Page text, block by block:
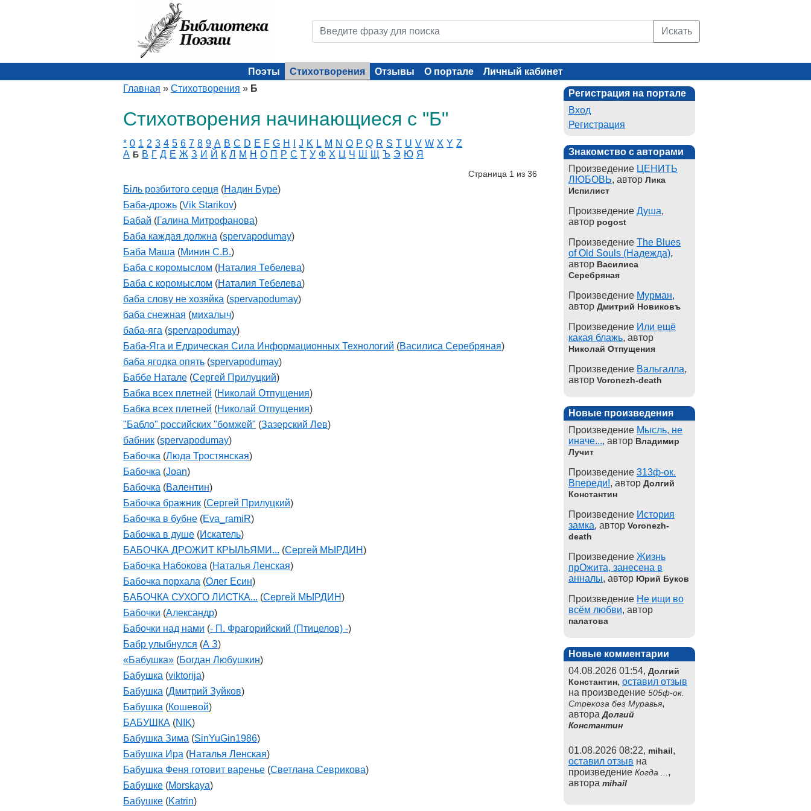
Искать
Поэты Стихотворения Отзывы О портале
Личный кабинет
Главная » Стихотворения » Б
Стихотворения начинающиеся с "Б"
* 0 1 2 3 4 5 6 7 8 9 A B C D E F G H J K L M N O P Q R S T U V W X Y Z
А Б В Г Д Е Ж З И Й К Л М Н О П Р С Т У Ф Х Ц Ч Ш Щ Ъ Э Ю Я
Страница 1 из 36
Бiль розбитого серця (Надин Буре)
Баба-дрожь (Vik Starikov)
Бабай (Галина Митрофанова)
Баба каждая должна (spervapodumay)
Баба Маша (Минин С.В.)
Баба с коромыслом (Наталия Тебелева)
Баба с коромыслом (Наталия Тебелева)
баба слову не хозяйка (spervapodumay)
баба снежная (михалыч)
баба-яга (spervapodumay)
Баба-Яга и Едрическая Сила Информационных Технологий (Василиса Серебряная)
баба ягодка опять (spervapodumay)
Баббе Натале (Сергей Прилуцкий)
Бабка всех плетней (Николай Отпущения)
Бабка всех плетней (Николай Отпущения)
"Бабло" российских "бомжей" (Зазерский Лев)
бабник (spervapodumay)
Бабочка (Люда Тростянская)
Бабочка (Joan)
Бабочка (Валентин)
Бабочка бражник (Сергей Прилуцкий)
Бабочка в бубне (Eva_ramiR)
Бабочка в душе (Искатель)
БАБОЧКА ДРОЖИТ КРЫЛЬЯМИ... (Сергей МЫРДИН)
Бабочка Набокова (Наталья Ленская)
Бабочка порхала (Олег Есин)
БАБОЧКА СУХОГО ЛИСТКА... (Сергей МЫРДИН)
Бабочки (Александр)
Бабочки над нами (- П. Фрагорийский (Птицелов) -)
Бабр улыбнулся (А З)
«Бабушка» (Богдан Любушкин)
Бабушка (viktorija)
Бабушка (Дмитрий Зуйков)
Бабушка (Кошевой)
БАБУШКА (NIK)
Бабушка Зима (SinYuGin1986)
Бабушка Ира (Наталья Ленская)
Бабушка Феня готовит варенье (Светлана Севрикова)
Бабушке (Morskaya)
Бабушке (Katrin)
Регистрация на портале
Вход
Регистрация
Знакомство с авторами
Произведение ЦЕНИТЬ
ЛЮБОВЬ, автор Лика
Испилист
Произведение Душа,
автор pogost
Произведение The Blues
of Old Souls (Надежда),
автор Василиса
Серебряная
Произведение Мурман,
автор Дмитрий Новиковъ
Произведение Или ещё
какая блажь, автор
Николай Отпущения
Произведение Вальгалла,
автор Voronezh-death
Новые произведения
Произведение Мысль, не
иначе..., автор Владимир
Лучит
Произведение 313ф-ок.
Впереди!, автор Долгий
Константин
Произведение История
замка, автор Voronezh-
death
Произведение Жизнь
прОжита, занесена в
анналы, автор Юрий Буков
Произведение Не ищи во
всём любви, автор
палатова
Новые комментарии
04.08.2026 01:54, Долгий
Константин, оставил отзыв
на произведение 505ф-ок.
Стрекоза без Муравья,
автораДолгий
Константин
01.08.2026 08:22, mihail,
оставил отзыв на
произведение Когда ... ,
автора mihail